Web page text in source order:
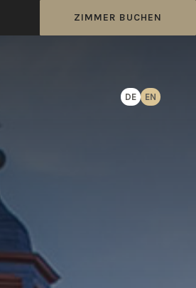
ZIMMER BUCHEN
DE EN